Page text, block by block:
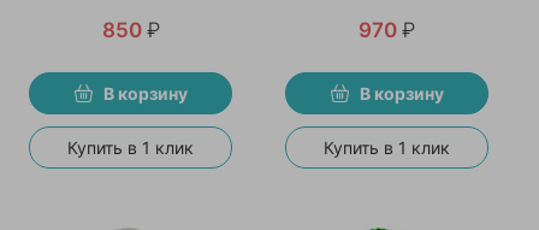
850 ₽
В корзину
Купить в 1 клик
970 ₽
В корзину
Купить в 1 клик